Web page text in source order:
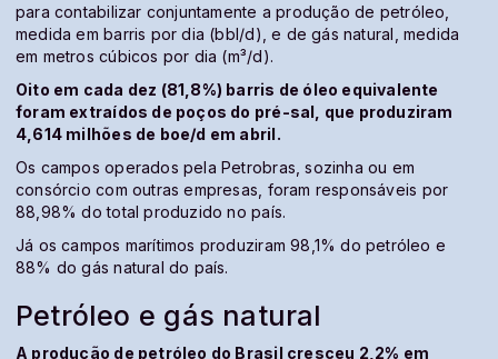
para contabilizar conjuntamente a produção de petróleo,
medida em barris por dia (bbl/d), e de gás natural, medida
em metros cúbicos por dia (m³/d).
Oito em cada dez (81,8%) barris de óleo equivalente
foram extraídos de poços do pré-sal, que produziram
4,614 milhões de boe/d em abril.
Os campos operados pela Petrobras, sozinha ou em
consórcio com outras empresas, foram responsáveis por
88,98% do total produzido no país.
Já os campos marítimos produziram 98,1% do petróleo e
88% do gás natural do país.
Petróleo e gás natural
A produção de petróleo do Brasil cresceu 2,2% em